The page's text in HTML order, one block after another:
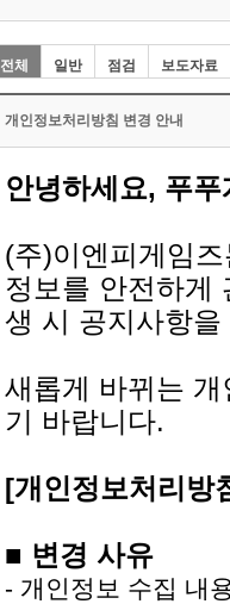
전체 일반 점검 보도자료
개인정보처리방침 변경 안내
안녕하세요, 푸
(주)이엔피게임
정보를 안전하게
생 시 공지사항
새롭게 바뀌는
기 바랍니다.
[개인정보처리방
■ 변경 사유
- 개인정보 수집 내